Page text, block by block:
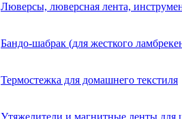
Люверсы, люверсная лента,
Бандо-шабрак (для жесткого
Термостежка для домашнего текстиля
Утяжелители и магнитные ленты для